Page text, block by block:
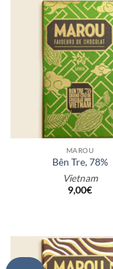
MAROU
Bên Tre, 78%
Vietnam
9,00€